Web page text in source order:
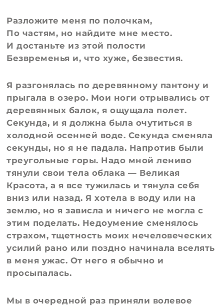
Разложите меня по полочкам,
По частям, но найдите мне место.
И достаньте из этой полости
Безвременья и, что хуже, безвестия.
Я разгонялась по деревянному пантону и
прыгала в озеро. Мои ноги отрывались от
деревянных балок, я ощущала полет.
Секунда, и я должна была очутиться в
холодной осенней воде. Секунда сменяла
секунды, но я не падала. Напротив были
треугольные горы. Надо мной лениво
тянули свои тела облака — Великая
Красота, а я все тужилась и тянула себя
вниз или назад. Я хотела в воду или на
землю, но я зависла и ничего не могла с
этим поделать. Недоумение сменялось
страхом, тщетность моих нечеловеческих
усилий рано или поздно начинала вселять
в меня ужас. От него я обычно и
просыпалась.
Мы в очередной раз приняли волевое